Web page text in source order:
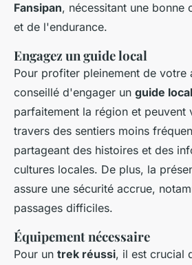
Fansipan, nécessitant une bonne
et de l'endurance.
Engagez un guide local
Pour profiter pleinement de votre
conseillé d'engager un guide local
parfaitement la région et peuvent
travers des sentiers moins
partageant des histoires et des
cultures locales. De plus, la
assure une sécurité accrue,
passages difficiles.
Équipement nécessaire
Pour un trek réussi, il est crucial